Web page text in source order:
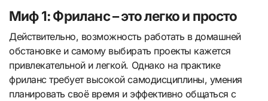
Миф 1: Фриланс – это легко и просто
Действительно, возможность работать в домашней
обстановке и самому выбирать проекты кажется
привлекательной и легкой. Однако на практике
фриланс требует высокой самодисциплины, умения
планировать своё время и эффективно общаться с